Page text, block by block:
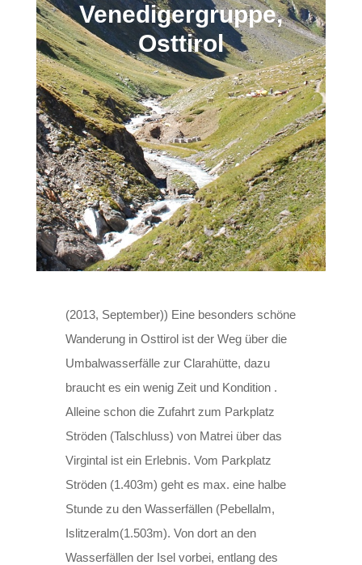
Venedigergruppe,
Osttirol
(2013, September)) Eine besonders schöne
Wanderung in Osttirol ist der Weg über die
Umbalwasserfälle zur Clarahütte, dazu
braucht es ein wenig Zeit und Kondition .
Alleine schon die Zufahrt zum Parkplatz
Ströden (Talschluss) von Matrei über das
Virgintal ist ein Erlebnis. Vom Parkplatz
Ströden (1.403m) geht es max. eine halbe
Stunde zu den Wasserfällen (Pebellalm,
Islitzeralm(1.503m). Von dort an den
Wasserfällen der Isel vorbei, entlang des